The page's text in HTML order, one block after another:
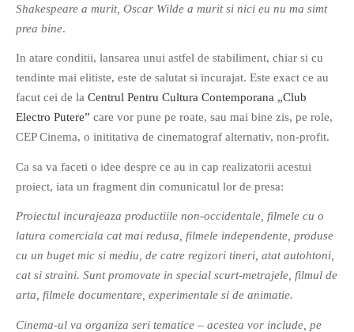
If you like movies, words and
mind games, then this is the
book for you. Take the
challenge of creating your
own acrostics and describing
very letters of their titles!
RASFOIESTE
Shakespeare a murit, Oscar Wilde a murit si nici eu nu ma simt
prea bine.
In atare conditii, lansarea unui astfel de stabiliment, chiar si cu
tendinte mai elitiste, este de salutat si incurajat. Este exact ce au
facut cei de la Centrul Pentru Cultura Contemporana „Club
Electro Putere” care vor pune pe roate, sau mai bine zis, pe role,
CEP Cinema, o inititativa de cinematograf alternativ, non-profit.
Ca sa va faceti o idee despre ce au in cap realizatorii acestui
proiect, iata un fragment din comunicatul lor de presa:
Proiectul incurajeaza productiile non-occidentale, filmele cu o
latura comerciala cat mai redusa, filmele independente, produse
cu un buget mic si mediu, de catre regizori tineri, atat autohtoni,
cat si straini. Sunt promovate in special scurt-metrajele, filmul de
arta, filmele documentare, experimentale si de animatie.
Cinema-ul va organiza seri tematice – acestea vor include, pe